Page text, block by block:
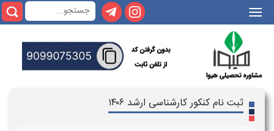
|||
ثبت نام کنکور کارشناسی ارشد ۱۴۰۶